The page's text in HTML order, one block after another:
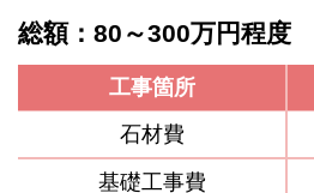
総額：80～300万円程度
工事箇所
石材費
基礎工事費